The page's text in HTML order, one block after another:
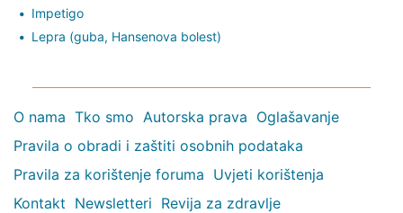
Impetigo
Lepra (guba, Hansenova bolest)
O nama Tko smo Autorska prava Oglašavanje
Pravila o obradi i zaštiti osobnih podataka
Pravila za korištenje foruma Uvjeti korištenja
Kontakt Newsletteri Revija za zdravlje